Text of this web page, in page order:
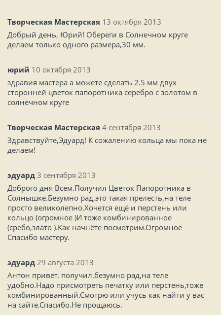
Творческая Мастерская 13 октября 2013
Добрый день, Юрий! Обереги в Солнечном круге
делаем только одного размера,30 мм.
юрий 10 октября 2013
здравия мастера а можете сделать 2.5 мм двух
сторонней цветок папоротника серебро с золотом в
солнечном круге
Творческая Мастерская 4 сентября 2013
Здравствуйте,Эдуард! К сожалению кольца мы пока не
делаем!
эдуард 3 сентября 2013
Доброго дня Всем.Получил Цветок Папоротника в
Солнышке.Безумно рад,это такая прелесть,на теле
просто великолепно.Хочется ещё и перстень или
кольцо (огромное )И тоже комбинированное
(сребо,злато ).Как начнёте посмотрим.Огромное
Спасибо мастеру.
эдуард 29 августа 2013
Антон привет. получил.безумно рад,на теле
удобно.Надо присмотреть печатку или перстень,тоже
комбинированный.Смотрю или учусь как найти у вас
на сайте.Спасибо.Не прощаюсь.